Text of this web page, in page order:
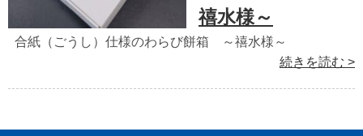
禧水様～
合紙（ごうし）仕様のわらび餅箱 ～禧水様～
続きを読む >